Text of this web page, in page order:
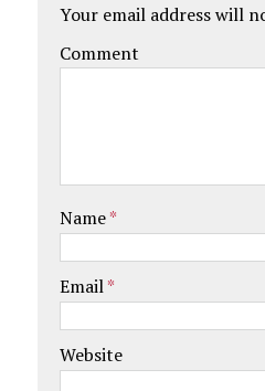
Your email address will
Comment
Name*
Email*
Website